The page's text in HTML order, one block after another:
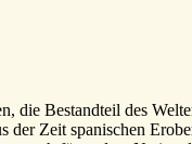
die Bestandteil des
Zeit spanischen